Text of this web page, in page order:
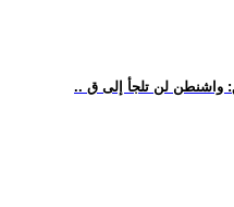
واشنطن لن تلجأ إلى ق